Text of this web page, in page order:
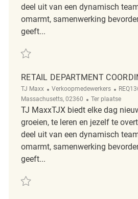
deel uit van een dynamisch
omarmt, samenwerking
geeft...
Redden Retail Department Coordinator
RETAIL DEPARTMENT
TJ Maxx Categorie
Verkoopmedewerkers ReqId
Massachusetts, 02360
Afgelegen
Ter plaatse
TJ MaxxTJX biedt elke dag
groeien, te leren en jezelf te
deel uit van een dynamisch
omarmt, samenwerking
geeft...
Redden Retail Department Coordinator